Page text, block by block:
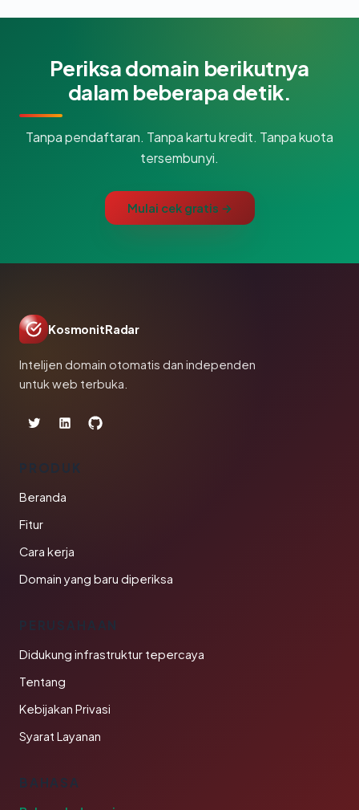
Periksa domain berikutnya
dalam beberapa detik.
Tanpa pendaftaran. Tanpa kartu kredit. Tanpa kuota
tersembunyi.
Mulai cek gratis →
KosmonitRadar
Intelijen domain otomatis dan independen
untuk web terbuka.
PRODUK
Beranda
Fitur
Cara kerja
Domain yang baru diperiksa
PERUSAHAAN
Didukung infrastruktur tepercaya
Tentang
Kebijakan Privasi
Syarat Layanan
BAHASA